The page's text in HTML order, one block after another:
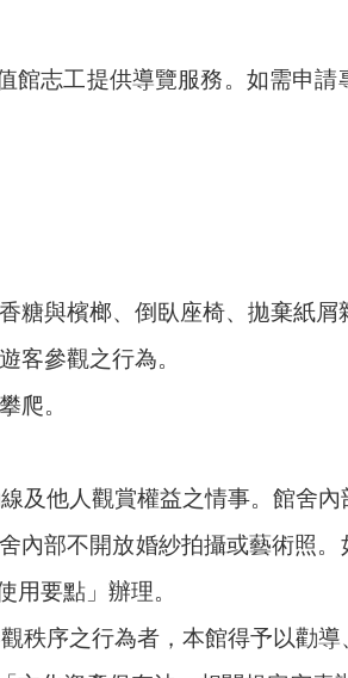
館志工提供導覽服務。 如需申請
與檳榔、倒臥座椅、拋棄紙屑
客參觀之行為。
爬。
及他人觀賞權益之情事。館舍
部不開放婚紗拍攝或藝術照。
用要點」 辦理。
秩序之行為者，本館得予以勸